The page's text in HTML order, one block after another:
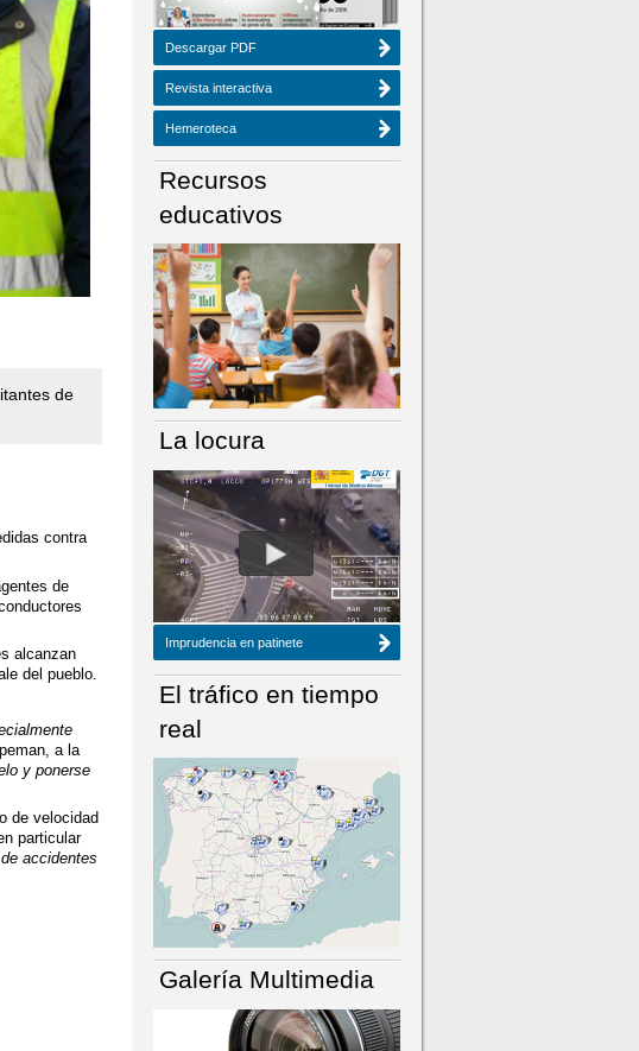
de
contra
de
alcanzan
del pueblo.
a la
y ponerse
de velocidad
particular
accidentes
NÚMERO ACTUAL HEMEROTECA
Descargar PDF
Revista interactiva
Hemeroteca
Recursos
educativos
La locura
Imprudencia en patinete
El tráfico en tiempo
real
Galería Multimedia